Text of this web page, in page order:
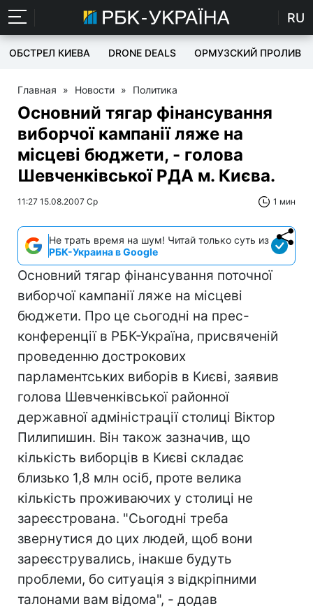
RU
ОБСТРЕЛ КИЕВА DRONE DEALS ОРМУЗСКИЙ ПРОЛИВ
Главная » Новости » Политика
Основний тягар фінансування
виборчої кампанії ляже на
місцеві бюджети, - голова
Шевченківської РДА м. Києва.
11:27 15.08.2007 Ср 1 мин
Не трать время на шум! Читай только суть из
РБК-Украина в Google
Основний тягар фінансування поточної
виборчої кампанії ляже на місцеві
бюджети. Про це сьогодні на прес-
конференції в РБК-Україна, присвяченій
проведенню дострокових
парламентських виборів в Києві, заявив
голова Шевченківської районної
державної адміністрації столиці Віктор
Пилипишин. Він також зазначив, що
кількість виборців в Києві складає
близько 1,8 млн осіб, проте велика
кількість проживаючих у столиці не
зареєстрована. "Сьогодні треба
звернутися до цих людей, щоб вони
зареєструвались, інакше будуть
проблеми, бо ситуація з відкріпними
талонами вам відома", - додав